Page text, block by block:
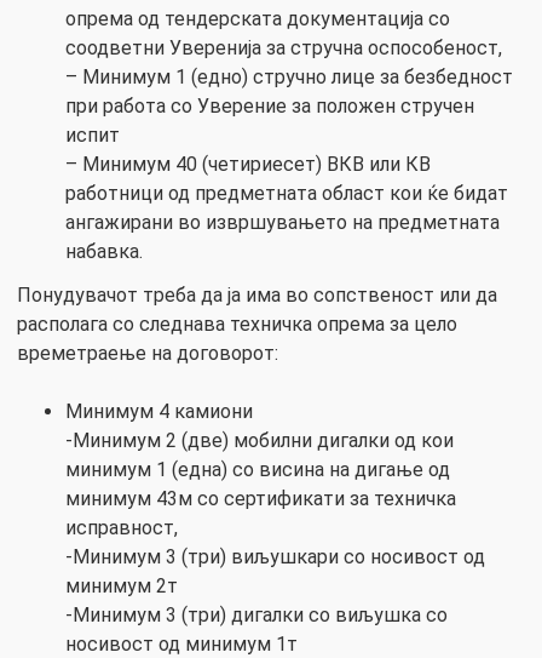
опрема од тендерската документација со
соодветни Уверенија за стручна оспособеност,
– Минимум 1 (едно) стручно лице за безбедност
при работа со Уверение за положен стручен
испит
– Минимум 40 (четириесет) ВКВ или КВ
работници од предметната област кои ќе бидат
ангажирани во извршувањето на предметната
набавка.
Понудувачот треба да ја има во сопственост или да
располага со следнава техничка опрема за цело
времетраење на договорот:
Минимум 4 камиони
-Минимум 2 (две) мобилни дигалки од кои
минимум 1 (една) со висина на дигање од
минимум 43м со сертификати за техничка
исправност,
-Минимум 3 (три) виљушкари со носивост од
минимум 2т
-Минимум 3 (три) дигалки со виљушка со
носивост од минимум 1т